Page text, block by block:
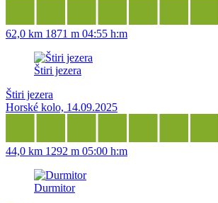
62,0 km 1871 m 04:55 h:m
Štiri jezera
Štiri jezera
Horské kolo, 14.09.2025
44,0 km 1292 m 05:00 h:m
Durmitor